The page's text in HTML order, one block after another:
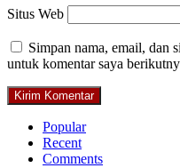
Situs Web
Simpan nama, email, dan
untuk komentar saya
Popular
Recent
Comments